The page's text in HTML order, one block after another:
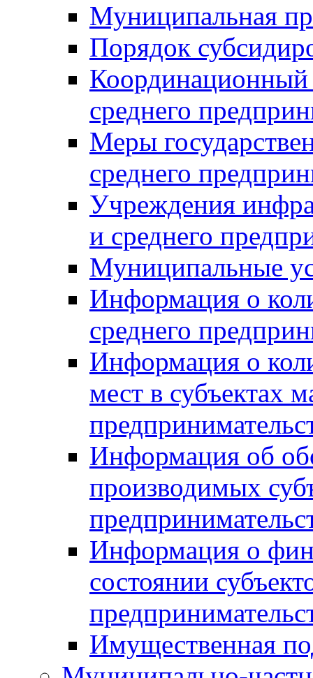
Муниципальная
Порядок
Координационный
среднего
Меры
среднего
Учреждения
и среднего
Муниципальные
Информация о
среднего
Информация о
мест в субъектах
Информация об
производимых
Информация о
состоянии
Имущественная